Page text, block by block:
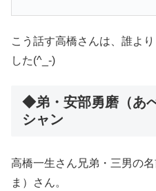
こう話す高橋さんは、誰よ
した(^_-)
◆弟・安部勇磨（あ
シャン
高橋一生さん兄弟・三男の
ま）さん。